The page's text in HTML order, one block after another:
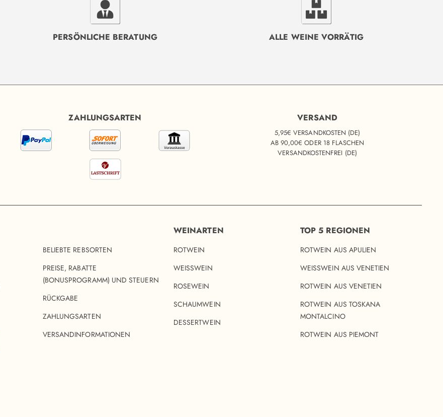
PERSÖNLICHE BERATUNG ALLE WEINE VORRÄTIG
ZAHLUNGSARTEN VERSAND
5,95€ VERSANDKOSTEN (DE)
AB 90,00€ ODER 18 FLASCHEN
VERSANDKOSTENFREI (DE)
BELIEBTE REBSORTEN
PREISE, RABATTE
(BONUSPROGRAMM) UND STEUERN
RÜCKGABE
ZAHLUNGSARTEN
VERSANDINFORMATIONEN
WEINARTEN
ROTWEIN
WEISSWEIN
ROSEWEIN
SCHAUMWEIN
DESSERTWEIN
TOP 5 REGIONEN
ROTWEIN AUS APULIEN
WEISSWEIN AUS VENETIEN
ROTWEIN AUS VENETIEN
ROTWEIN AUS TOSKANA
MONTALCINO
ROTWEIN AUS PIEMONT